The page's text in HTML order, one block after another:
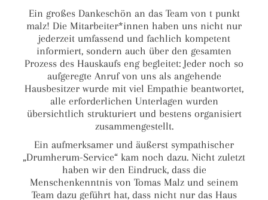
Ein großes Dankeschön an das Team von t punkt
malz! Die Mitarbeiter*innen haben uns nicht nur
jederzeit umfassend und fachlich kompetent
informiert, sondern auch über den gesamten
Prozess des Hauskaufs eng begleitet: Jeder noch so
aufgeregte Anruf von uns als angehende
Hausbesitzer wurde mit viel Empathie beantwortet,
alle erforderlichen Unterlagen wurden
übersichtlich strukturiert und bestens organisiert
zusammengestellt.
Ein aufmerksamer und äußerst sympathischer
„Drumherum-Service“ kam noch dazu. Nicht zuletzt
haben wir den Eindruck, dass die
Menschenkenntnis von Tomas Malz und seinem
Team dazu geführt hat, dass nicht nur das Haus